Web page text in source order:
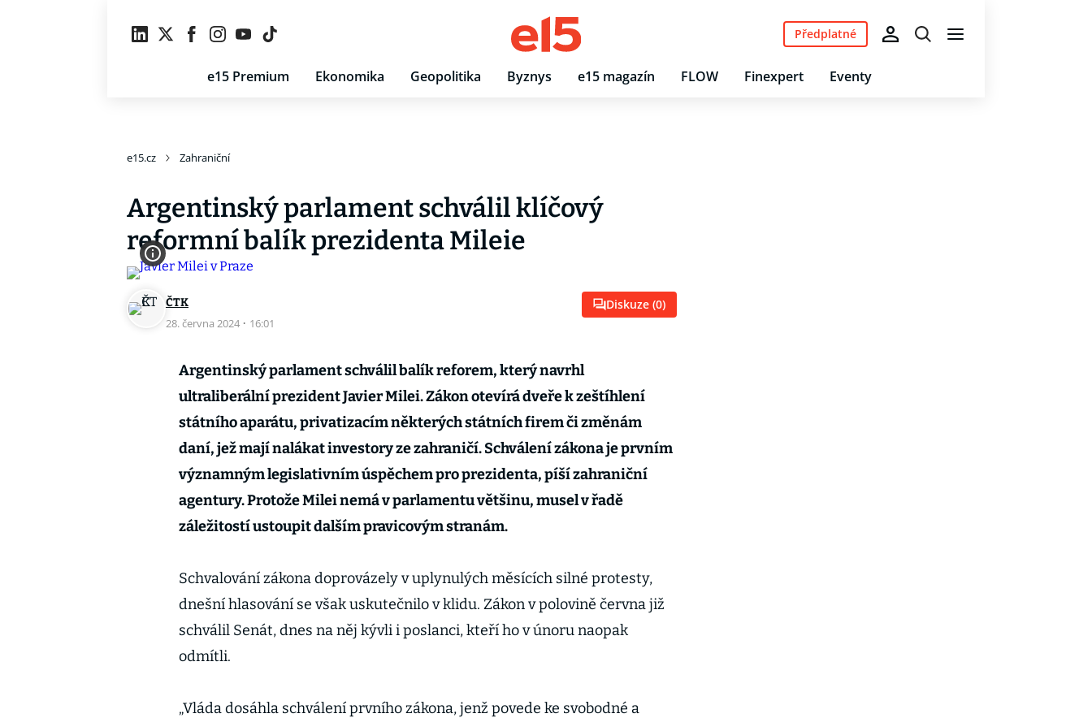
e15 Premium Ekonomika Geopolitika Byznys e15 magazín FLOW Finexpert Eventy
Předplatné
e15.cz Zahraniční
Argentinský parlament schválil klíčový
reformní balík prezidenta Mileie
ČTK
28. června 2024 · 16:01
Diskuze (0)
Argentinský parlament schválil balík reforem, který navrhl
ultraliberální prezident Javier Milei. Zákon otevírá dveře k zeštíhlení
státního aparátu, privatizacím některých státních firem či změnám
daní, jež mají nalákat investory ze zahraničí. Schválení zákona je prvním
významným legislativním úspěchem pro prezidenta, píší zahraniční
agentury. Protože Milei nemá v parlamentu většinu, musel v řadě
záležitostí ustoupit dalším pravicovým stranám.
Schvalování zákona doprovázely v uplynulých měsících silné protesty,
dnešní hlasování se však uskutečnilo v klidu. Zákon v polovině června již
schválil Senát, dnes na něj kývli i poslanci, kteří ho v únoru naopak
odmítli.
„Vláda dosáhla schválení prvního zákona, jenž povede ke svobodné a